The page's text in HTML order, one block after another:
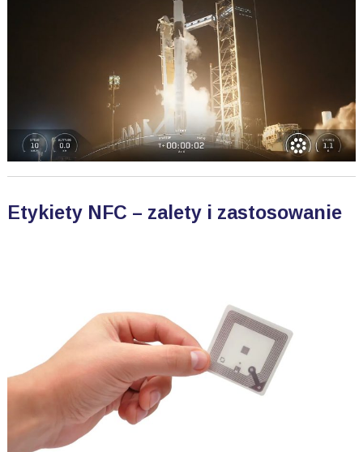
Etykiety NFC – zalety i zastosowanie